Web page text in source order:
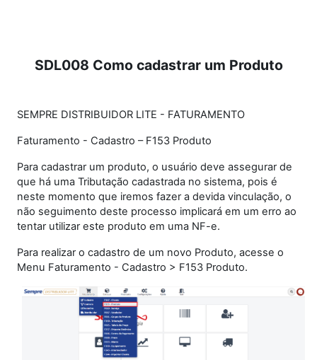
SDL008 Como cadastrar um Produto
SEMPRE DISTRIBUIDOR LITE - FATURAMENTO
Faturamento - Cadastro – F153 Produto
Para cadastrar um produto, o usuário deve assegurar de
que há uma Tributação cadastrada no sistema, pois é
neste momento que iremos fazer a devida vinculação, o
não seguimento deste processo implicará em um erro ao
tentar utilizar este produto em uma NF-e.
Para realizar o cadastro de um novo Produto, acesse o
Menu Faturamento - Cadastro > F153 Produto.